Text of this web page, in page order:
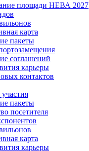
площади НЕВА 2027
карта
пакеты
соглашений
карьеры
контактов
пакеты
посетителя
карта
карьеры